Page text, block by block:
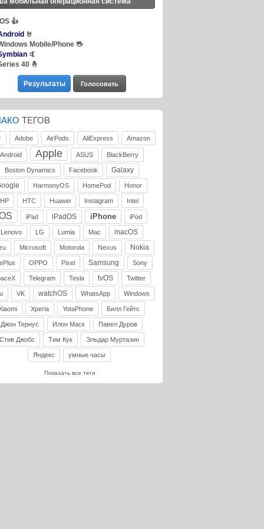
👍
🤘
Mobile/Phone 🖖
🤙
40 🤞
ТЕГОВ
Adobe AirPods AliExpress Amazon
Android Apple ASUS BlackBerry
Boston Dynamics Facebook
Galaxy
HarmonyOS HomePod Honor
HP HTC Huawei Instagram Intel
iPad iPadOS iPhone iPod
Lenovo LG Lumia Mac macOS
Microsoft Motorola Nexus Nokia
OPPO Pixel Samsung Sony
Telegram Tesla tvOS Twitter
VK watchOS WhatsApp Windows
Xperia YotaPhone Билл Гейтс
Джон Тернус Илон Маск Павел Дуров
Джобс Тим Кук Эльдар Муртазин
Яндекс умные часы
Показать все теги